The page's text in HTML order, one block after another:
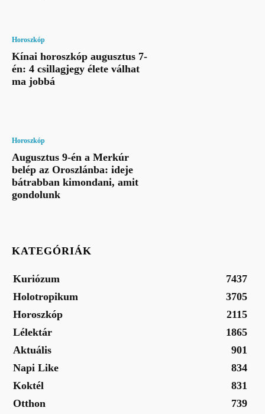
Horoszkóp
Kínai horoszkóp augusztus 7-
én: 4 csillagjegy élete válhat
ma jobbá
Horoszkóp
Augusztus 9-én a Merkúr
belép az Oroszlánba: ideje
bátrabban kimondani, amit
gondolunk
KATEGÓRIÁK
Kuriózum
7437
Holotropikum
3705
Horoszkóp
2115
Lélektár
1865
Aktuális
901
Napi Like
834
Koktél
831
Otthon
739